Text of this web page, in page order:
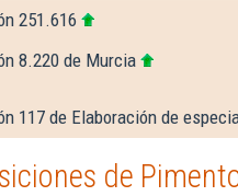
251.616
8.220 de Murcia
117 de Elaboración de
de